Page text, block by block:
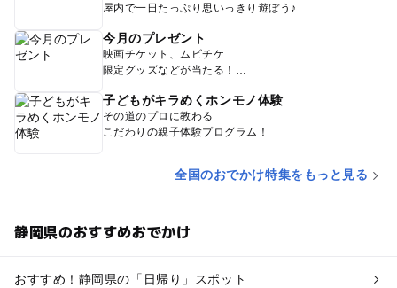
屋内で一日たっぷり思いっきり遊ぼう♪
今月のプレゼント
映画チケット、ムビチケ
限定グッズなどが当たる！
子どもがキラめくホンモノ体験
その道のプロに教わる
こだわりの親子体験プログラム！
全国のおでかけ特集をもっと見る
静岡県のおすすめおでかけ
おすすめ！静岡県の「日帰り」スポット